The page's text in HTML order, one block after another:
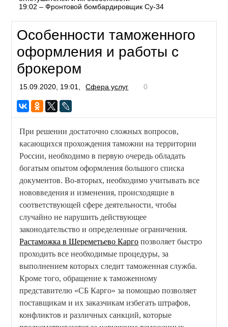
19:02 – Фронтовой бомбардировщик Су-34
Особенности таможенного
оформления и работы с
брокером
15.09.2020, 19:01, Сфера услуг 0
При решении достаточно сложных вопросов,
касающихся прохождения таможни на территории
России, необходимо в первую очередь обладать
богатым опытом оформления большого списка
документов. Во-вторых, необходимо учитывать все
нововведения и изменения, происходящие в
соответствующей сфере деятельности, чтобы
случайно не нарушить действующее
законодательство и определенные ограничения.
Растаможка в Шереметьево Карго позволяет быстро
проходить все необходимые процедуры, за
выполнением которых следит таможенная служба.
Кроме того, обращение к таможенному
представителю «СБ Карго» за помощью позволяет
поставщикам и их заказчикам избегать штрафов,
конфликтов и различных санкций, которые